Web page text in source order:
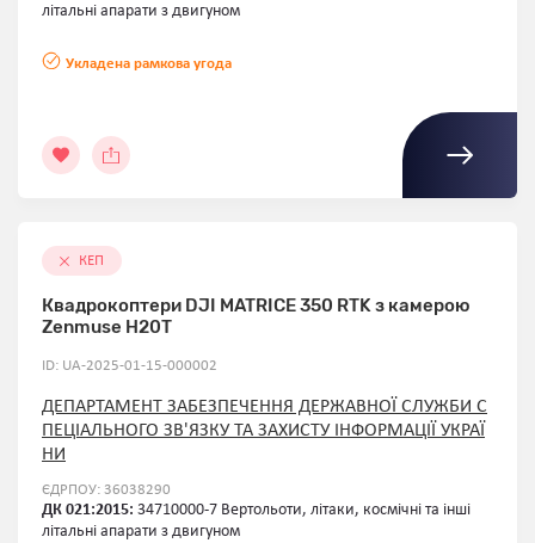
літальні апарати з двигуном
Укладена рамкова угода
КЕП
Квадрокоптери DJI MATRICE 350 RTK з камерою
Zenmuse H20T
ID: UA-2025-01-15-000002
ДЕПАРТАМЕНТ ЗАБЕЗПЕЧЕННЯ ДЕРЖАВНОЇ СЛУЖБИ С
ПЕЦІАЛЬНОГО ЗВ'ЯЗКУ ТА ЗАХИСТУ ІНФОРМАЦІЇ УКРАЇ
НИ
ЄДРПОУ: 36038290
ДК 021:2015: 34710000-7 Вертольоти, літаки, космічні та інші
літальні апарати з двигуном